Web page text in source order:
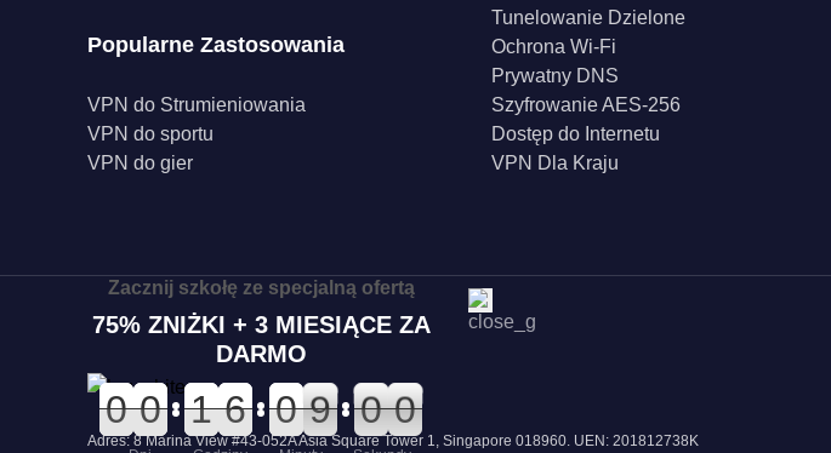
Popularne Zastosowania
VPN do Strumieniowania
VPN do sportu
VPN do gier
Tunelowanie Dzielone
Ochrona Wi-Fi
Prywatny DNS
Szyfrowanie AES-256
Dostęp do Internetu
VPN Dla Kraju
Adres: 8 Marina View #43-052A Asia Square Tower 1, Singapore 018960. UEN: 201812738K
Zacznij szkołę ze specjalną ofertą
75% ZNIŻKI + 3 MIESIĄCE ZA
DARMO
0
0
0
0 0
0
0
0 0
0
1
1 0
0
6
6 0
0
0
0 9
9
8 0
0
5 0
0
9